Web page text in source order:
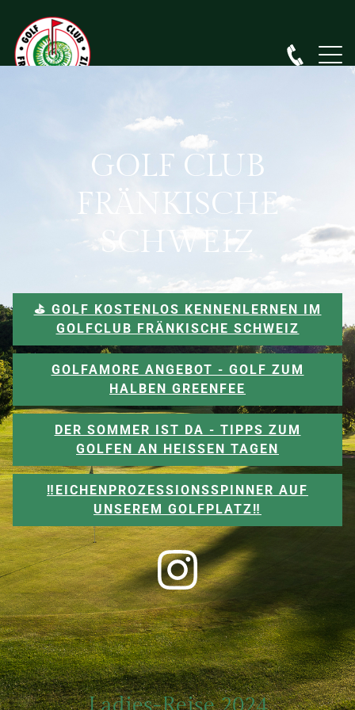
GOLF CLUB
FRÄNKISCHE
SCHWEIZ
⛳️ GOLF KOSTENLOS KENNENLERNEN IM
GOLFCLUB FRÄNKISCHE SCHWEIZ
GOLFAMORE ANGEBOT - GOLF ZUM
HALBEN GREENFEE
DER SOMMER IST DA - TIPPS ZUM
GOLFEN AN HEISSEN TAGEN
‼️EICHENPROZESSIONSSPINNER AUF
UNSEREM GOLFPLATZ‼️